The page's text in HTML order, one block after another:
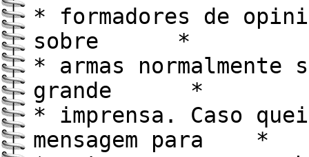
* formadores de
sobre *
* armas normalmente
grande *
* imprensa. Caso
mensagem para *